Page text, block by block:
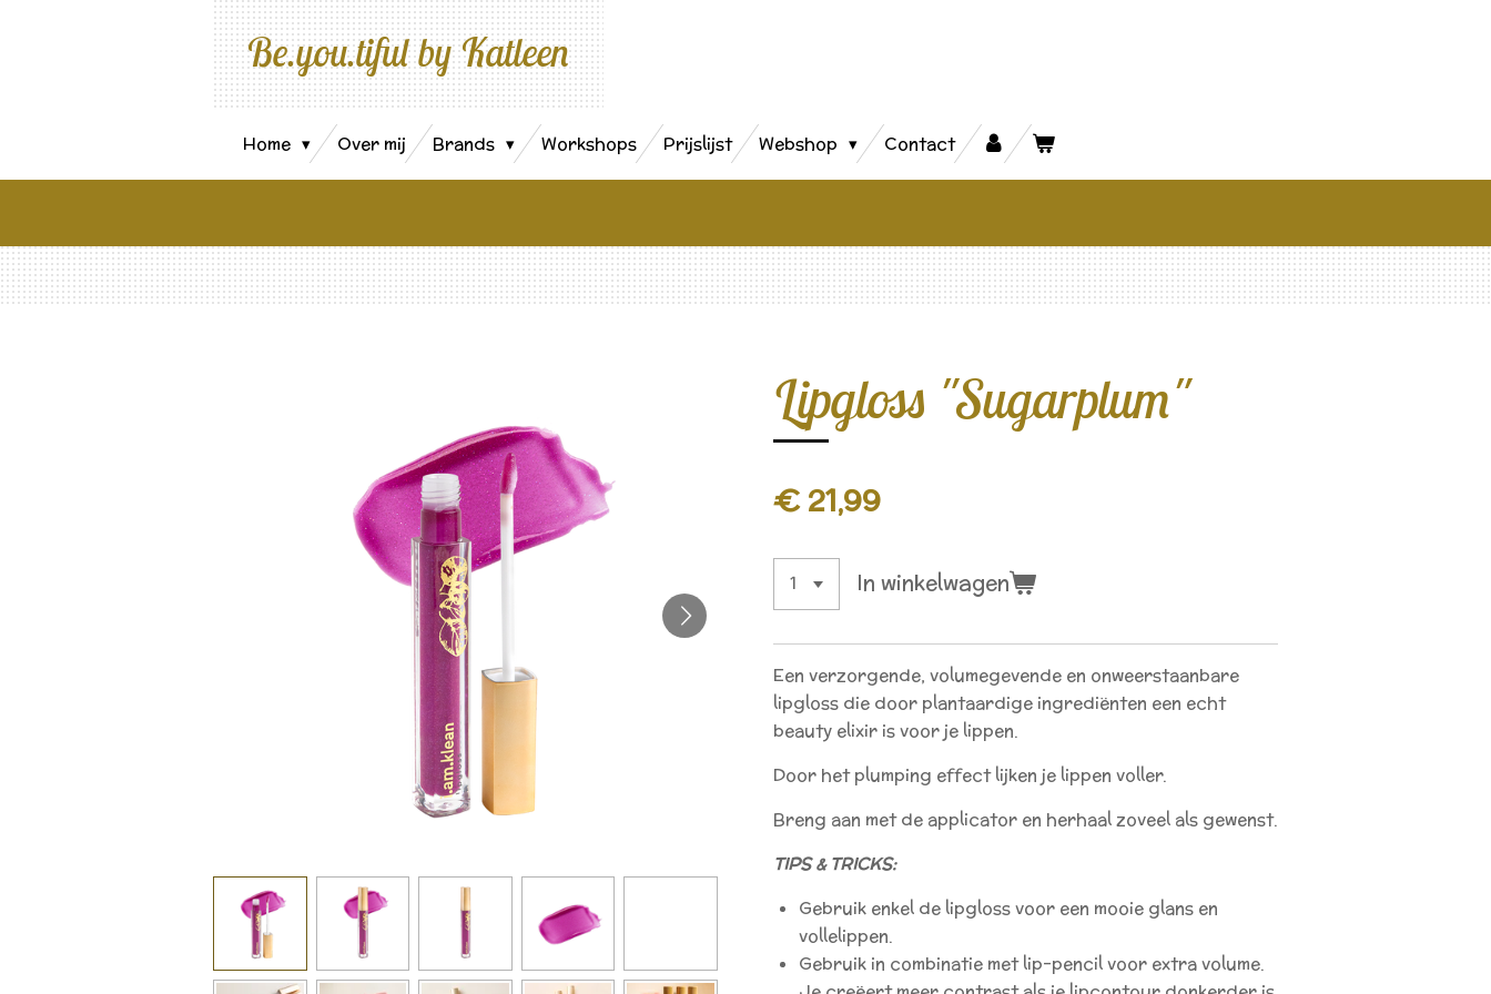
Be.you.tiful by Katleen
Home Over mij Brands Workshops Prijslijst Webshop Contact
Lipgloss "Sugarplum"
€ 21,99
In winkelwagen
Een verzorgende, volumegevende en onweerstaanbare
lipgloss die door plantaardige ingrediënten een echt
beauty elixir is voor je lippen.
Door het plumping effect lijken je lippen voller.
Breng aan met de applicator en herhaal zoveel als gewenst.
TIPS & TRICKS:
Gebruik enkel de lipgloss voor een mooie glans en
vollelippen.
Gebruik in combinatie met lip-pencil voor extra volume.